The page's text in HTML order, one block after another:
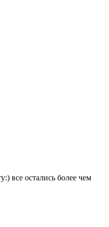
все остались более чем